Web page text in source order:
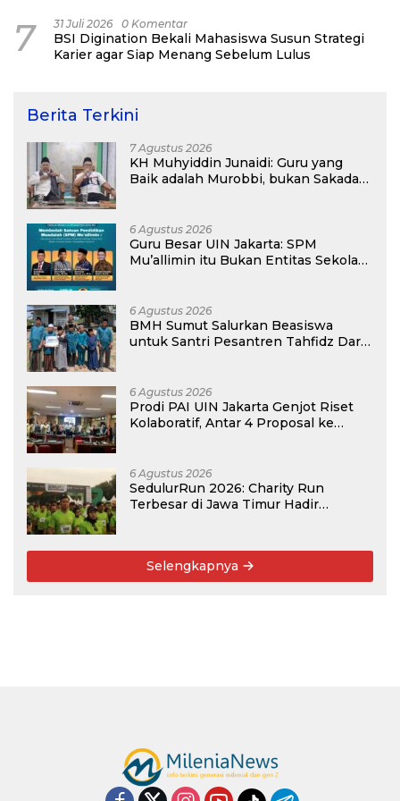
7 31 Juli 2026 0 Komentar
BSI Digination Bekali Mahasiswa Susun Strategi
Karier agar Siap Menang Sebelum Lulus
Berita Terkini
7 Agustus 2026
KH Muhyiddin Junaidi: Guru yang
Baik adalah Murobbi, bukan Sakadar
6 Agustus 2026
Guru Besar UIN Jakarta: SPM
Mu’allimin itu Bukan Entitas Sekolah
6 Agustus 2026
BMH Sumut Salurkan Beasiswa
untuk Santri Pesantren Tahfidz Darul
6 Agustus 2026
Prodi PAI UIN Jakarta Genjot Riset
Kolaboratif, Antar 4 Proposal ke
6 Agustus 2026
SedulurRun 2026: Charity Run
Terbesar di Jawa Timur Hadir
Guru Honorer
Selengkapnya